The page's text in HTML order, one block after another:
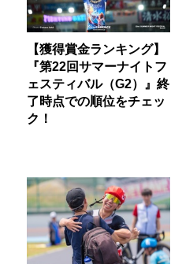
【獲得賞金ランキング】
『第22回サマーナイトフ
ェスティバル（G2）』終
了時点での順位をチェッ
ク！